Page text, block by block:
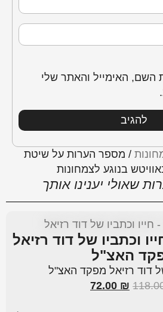
האימייל והאתר שלי
/ מספר הערות על שיטת
בנוגע לצמחונות
שאולי יענינו אותך
וכתביו של דוד רזיאל
האצ"ל
דוד רזיאל מפקד האצ"ל
72.00₪